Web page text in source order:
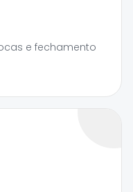
e fechamento